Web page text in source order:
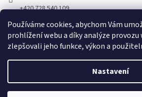
Používáme cookies, abychom Vám
prohlížení webu a díky analýze provozu
zlepšovali jeho funkce, výkon a
Nastavení
+420 728 540 109
By Samoli na FB
by_samoli
Vytvořil Shoptet